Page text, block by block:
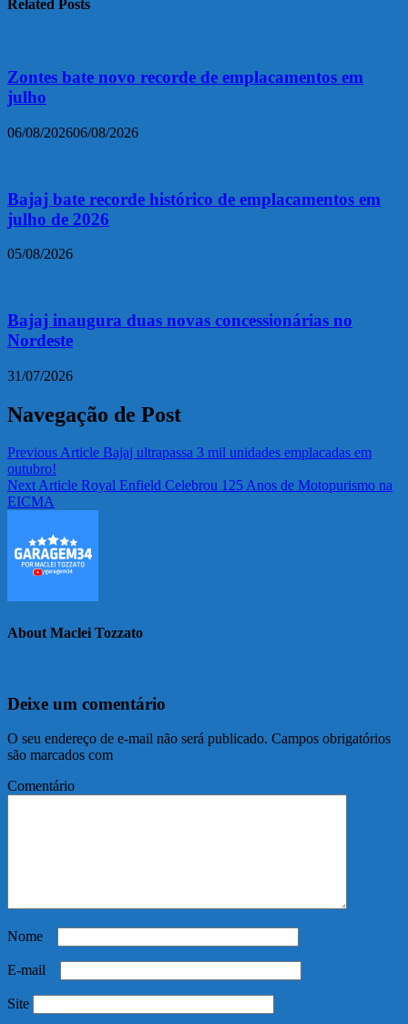
Related Posts
Zontes bate novo recorde de emplacamentos em
julho
06/08/202606/08/2026
Bajaj bate recorde histórico de emplacamentos em
julho de 2026
05/08/2026
Bajaj inaugura duas novas concessionárias no
Nordeste
31/07/2026
Navegação de Post
Previous Article Bajaj ultrapassa 3 mil unidades emplacadas em
outubro!
Next Article Royal Enfield Celebrou 125 Anos de Motopurismo na
EICMA
About Maclei Tozzato
Deixe um comentário
O seu endereço de e-mail não será publicado. Campos obrigatórios
são marcados com
Comentário
Nome
E-mail
Site